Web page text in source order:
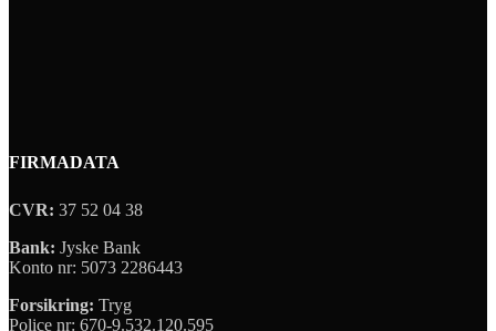
FIRMADATA
CVR: 37 52 04 38
Bank: Jyske Bank
Konto nr: 5073 2286443
Forsikring: Tryg
Police nr: 670-9.532.120.595